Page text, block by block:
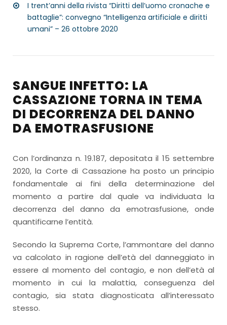
I trent’anni della rivista “Diritti dell’uomo cronache e
battaglie”: convegno “Intelligenza artificiale e diritti
umani” – 26 ottobre 2020
SANGUE INFETTO: LA
CASSAZIONE TORNA IN TEMA
DI DECORRENZA DEL DANNO
DA EMOTRASFUSIONE
Con l’ordinanza n. 19.187, depositata il 15 settembre
2020, la Corte di Cassazione ha posto un principio
fondamentale ai fini della determinazione del
momento a partire dal quale va individuata la
decorrenza del danno da emotrasfusione, onde
quantificarne l’entità.
Secondo la Suprema Corte, l’ammontare del danno
va calcolato in ragione dell’età del danneggiato in
essere al momento del contagio, e non dell’età al
momento in cui la malattia, conseguenza del
contagio, sia stata diagnosticata all’interessato
stesso.